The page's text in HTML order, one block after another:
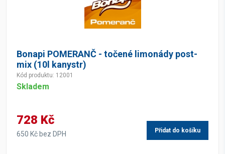
Bonapi POMERANČ - točené limonády post-
mix (10l kanystr)
Kód produktu: 12001
Skladem
728 Kč
650 Kč bez DPH Přidat do košíku